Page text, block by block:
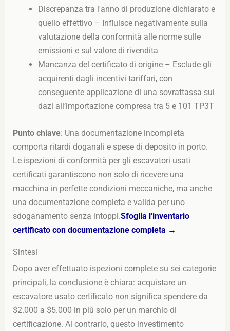
Discrepanza tra l'anno di produzione dichiarato e
quello effettivo – Influisce negativamente sulla
valutazione della conformità alle norme sulle
emissioni e sul valore di rivendita
Mancanza del certificato di origine – Esclude gli
acquirenti dagli incentivi tariffari, con
conseguente applicazione di una sovrattassa sui
dazi all’importazione compresa tra 5 e 101 TP3T
Punto chiave: Una documentazione incompleta
comporta ritardi doganali e spese di deposito in porto.
Le ispezioni di conformità per gli escavatori usati
certificati garantiscono non solo di ricevere una
macchina in perfette condizioni meccaniche, ma anche
una documentazione completa e valida per uno
sdoganamento senza intoppi.Sfoglia l'inventario
certificato con documentazione completa →
Sintesi
Dopo aver effettuato ispezioni complete su sei categorie
principali, la conclusione è chiara: acquistare un
escavatore usato certificato non significa spendere da
$2.000 a $5.000 in più solo per un marchio di
certificazione. Al contrario, questo investimento